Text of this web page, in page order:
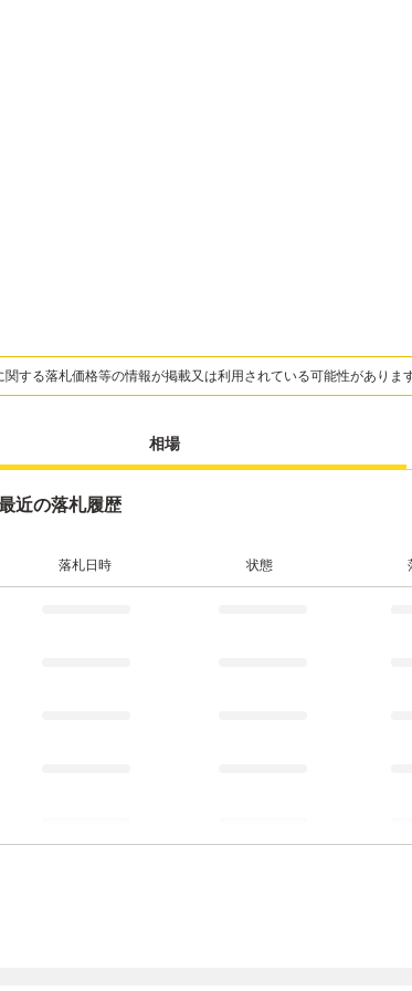
する落札価格等の情報が掲載又は利用されている可能性がありま
相場
近の落札履歴
落札日時 状態